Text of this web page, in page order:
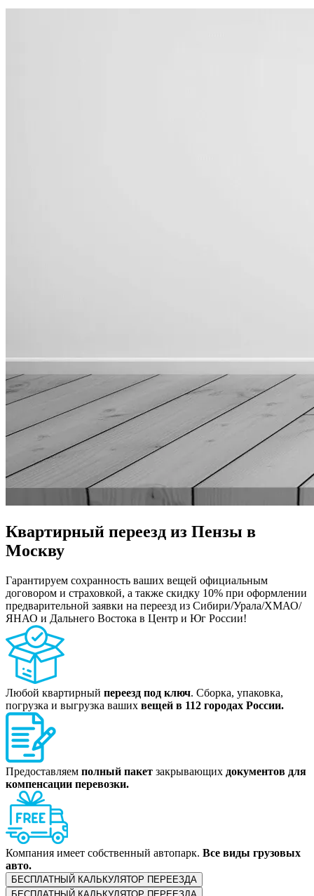
Квартирный переезд из Пензы в
Москву
Гарантируем сохранность ваших вещей официальным
договором и страховкой, а также скидку 10% при оформлении
предварительной заявки на переезд из Сибири/Урала/ХМАО/
ЯНАО и Дальнего Востока в Центр и Юг России!
Любой квартирный переезд под ключ. Сборка, упаковка,
погрузка и выгрузка ваших вещей в 112 городах России.
Предоставляем полный пакет закрывающих документов для
компенсации перевозки.
Компания имеет собственный автопарк. Все виды грузовых
авто.
БЕСПЛАТНЫЙ КАЛЬКУЛЯТОР ПЕРЕЕЗДА